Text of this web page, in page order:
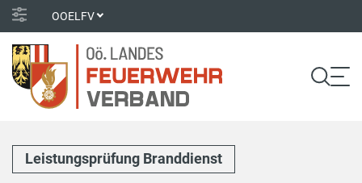
OOELFV
Leistungsprüfung Branddienst